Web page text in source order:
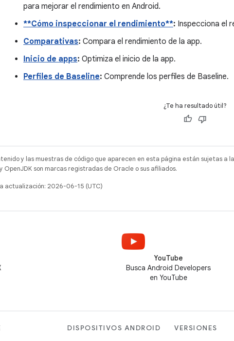
para mejorar el rendimiento en Android.
**Cómo inspeccionar el rendimiento**: Inspecciona el
Comparativas: Compara el rendimiento de la app.
Inicio de apps: Optimiza el inicio de la app.
Perfiles de Baseline: Comprende los perfiles de Baseline.
¿Te ha resultado útil?
y las muestras de código que aparecen en esta página están sujetas a
OpenJDK son marcas registradas de Oracle o sus afiliados.
actualización: 2026-06-15 (UTC)
YouTube
Busca Android Developers
en YouTube
DISPOSITIVOS ANDROID
VERSIONES